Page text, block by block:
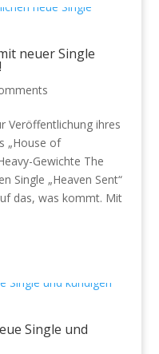
neuer Single
Veröffentlichung ihres
„House of
Gewichte The
Single „Heaven Sent“
das, was kommt. Mit
Single und